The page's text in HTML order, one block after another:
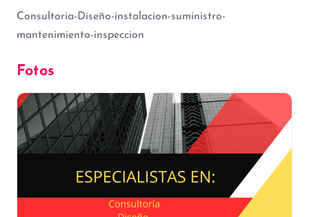
Consultoria-Diseño-instalacion-suministro-
mantenimiento-inspeccion
Fotos